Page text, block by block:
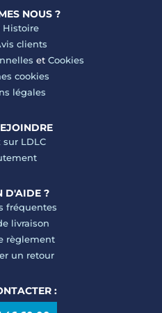
NOUS ?
Histoire
clients
et Cookies
cookies
légales
sur LDLC
D'AIDE ?
fréquentes
livraison
règlement
un retour
: